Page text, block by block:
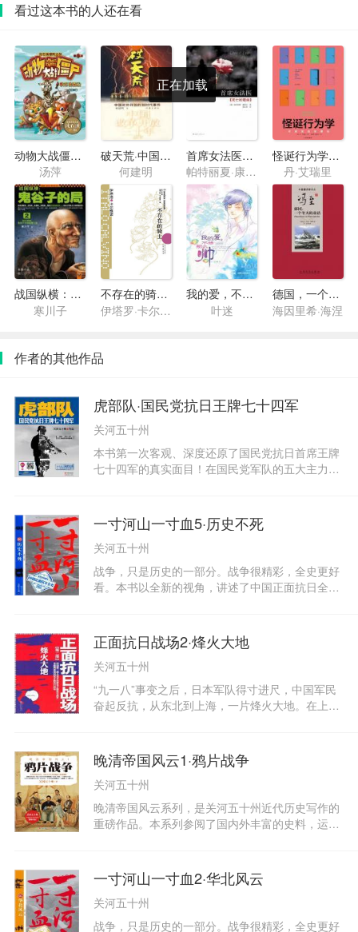
看过这本书的人还在看
动物大战僵尸6·快乐游园会
汤萍
破天荒·中国对外开放的划时代事件
何建明
首席女法医07·死亡的理由
帕特丽夏·康薇尔
怪诞行为学1·可预测的非理性
丹·艾瑞里
战国纵横：鬼谷子的局2
寒川子
不存在的骑士(我们的祖先1)
伊塔罗·卡尔维诺
我的爱，不想那么帅
叶迷
德国，一个冬天的童话
海因里希·海涅
作者的其他作品
虎部队·国民党抗日王牌七十四军
关河五十州
本书第一次客观、深度还原了国民党抗日首席王牌
七十四军的真实面目！在国民党军队的五大主力
打出来的主力之首的名号。在抗日战争中，第七十
四军曾参加淞沪会战、徐州会战、长沙会战、常德
会战等多项战役，在正面战场参战时间最长，歼敌
最多，战功最大。它多次挫败日军，曾有“抗日铁
军”的称号。这支部队出现在哪里，哪里就能出现
转机，日军因此称之为“虎部队”（虎の子），在战
时，用以点带面的方式表现了正面抗日战场的全
景，在还原抗日战场真实细节的同时，与众不同的
新写法定会让你大呼过瘾！
一寸河山一寸血5·历史不死
关河五十州
战争，只是历史的一部分。战争很精彩，全史更好
看。本书以全新的视角，讲述了中国正面抗日全
那里走来，而我们就生活在新中国里，我们之所以
会是现在这个样子，与那个时代密不可分。了解
它，有助于我们了解自己这个时代。本书以皇姑屯
事件和“九一八”事变为发端，以东北沦丧为起点，
再现十四年抗战历史背景下的风云人物、精彩往
事。本书犹如一部恢宏的画卷，作者以或幽默、或
甲与鲜花，情义与权谋，眼泪与欢笑，欣慰与悲
怆。本册部分人物简评：卫立煌：“将军的价值在
战场”，说的就是他。杨森：善战之将，姨太太超
多，家庭成员连自己都分不清。顾祝同：对待士卒
以宽厚著称，有“军中圣人”之名。胡琏：拼帅比靓
板。东条英机：拿日本国运作为赌注的战争狂人。
阿南惟几：打多少败仗都没事，反正有人罩着。
正面抗日战场2·烽火大地
关河五十州
“九一八”事变之后，日本军队得寸进尺，中国军民
奋起反抗，从东北到上海，一片烽火大地。在上
兵家大忌，不得已而三易主帅？《淞沪停战协定》
一直被称为卖国协定，它是在怎样的国际、国内形
势下签定的？因为它的签定，是否就可以断定国民
党政府的卖国行径？在东北，日本不顾国际舆论和
国联的反对，绑架溥仪成立“满洲国”，并发动武力
清除反抗者。东北义军的精神楷模马占山投靠日
山此次行为是“诈降”，但为什么“诈降”之后，马占
山复出抗日之时，很多旧部已难召回，军力大不如
前了？在国联，中日外交家唇枪舌剑。民国时期签
晚清帝国风云1·鸦片战争
关河五十州
晚清帝国风云系列，是关河五十州近代历史写作的
重磅作品。本系列参阅了国内外丰富的史料，运用
梳理近代史发展脉络，再现一个真实可感的晩清，
解读历史的多样可能性。晚清时期，长于守成的道
光帝遇到了传统中国帝王从未有过的挑战——鸦片
战争。它将传统中国社会坚实外壳敲出了裂痕，这
一寸河山一寸血2·华北风云
关河五十州
战争，只是历史的一部分。战争很精彩，全史更好
正在加载